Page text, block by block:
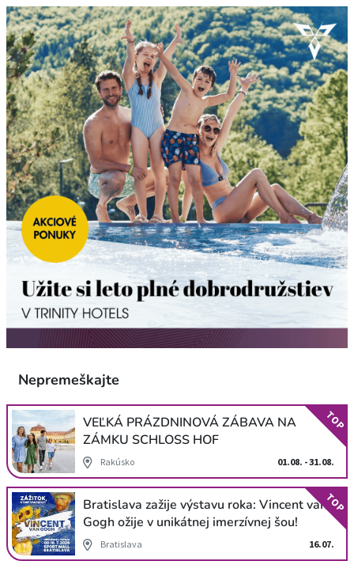
Nepremeškajte
VEĽKÁ PRÁZDNINOVÁ ZÁBAVA NA
ZÁMKU SCHLOSS HOF
Rakúsko 01.08. - 31.08.
TOP
Bratislava zažije výstavu roka: Vincent van
Gogh ožije v unikátnej imerzívnej šou!
Bratislava 16.07.
TOP